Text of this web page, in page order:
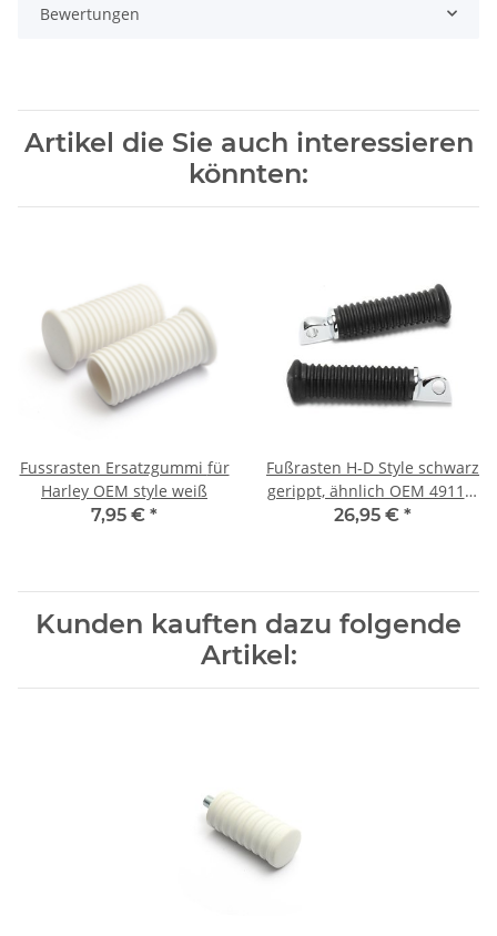
Bewertungen
Artikel die Sie auch interessieren
könnten:
Fussrasten Ersatzgummi für
Harley OEM style weiß
7,95 € *
Fußrasten H-D Style schwarz
gerippt, ähnlich OEM 49117-
77
26,95 € *
Kunden kauften dazu folgende
Artikel: